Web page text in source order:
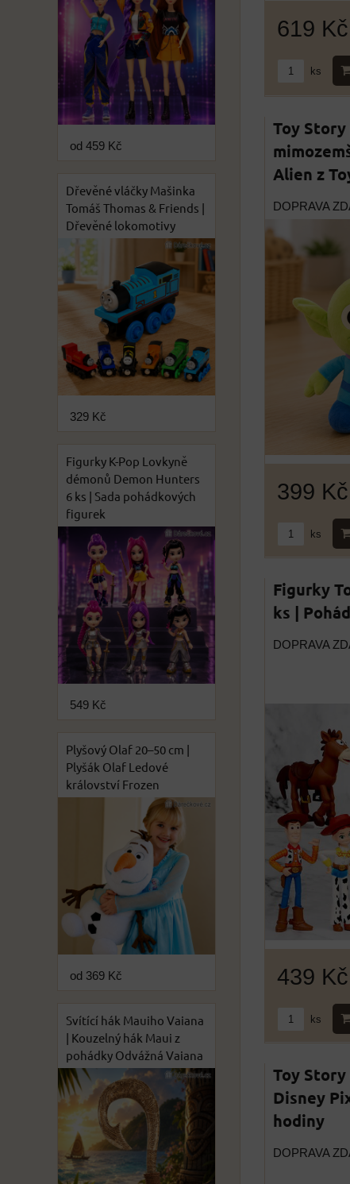
619 Kč
ks
Toy
Alien z
DOPRAVA
399 Kč
ks
Figurky
ks |
DOPRAVA
439 Kč
ks
Toy
Disney
hodiny
DOPRAVA
od 459 Kč
Dřevěné vláčky Mašinka
Tomáš Thomas & Friends |
Dřevěné lokomotivy
329 Kč
Figurky K-Pop Lovkyně
démonů Demon Hunters
6 ks | Sada pohádkových
figurek
549 Kč
Plyšový Olaf 20–50 cm |
Plyšák Olaf Ledové
království Frozen
od 369 Kč
Svítící hák Mauiho Vaiana
| Kouzelný hák Maui z
pohádky Odvážná Vaiana